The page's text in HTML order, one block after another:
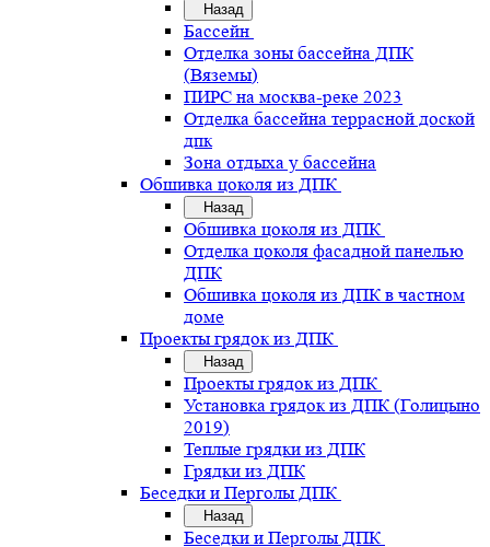
Назад
Бассейн
Отделка зоны бассейна ДПК
(Вяземы)
ПИРС на москва-реке 2023
Отделка бассейна террасной доской
дпк
Зона отдыха у бассейна
Обшивка цоколя из ДПК
Назад
Обшивка цоколя из ДПК
Отделка цоколя фасадной панелью
ДПК
Обшивка цоколя из ДПК в частном
доме
Проекты грядок из ДПК
Назад
Проекты грядок из ДПК
Установка грядок из ДПК (Голицыно
2019)
Теплые грядки из ДПК
Грядки из ДПК
Беседки и Перголы ДПК
Назад
Беседки и Перголы ДПК